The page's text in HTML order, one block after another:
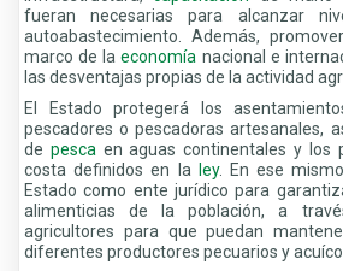
fueran necesarias para alcanzar
autoabastecimiento. Además,
marco de laeconomía nacional e
las desventajas propias de la actividad
El Estado protegerá los
pescadores o pescadoras artesanales,
de pesca en aguas continentales y los
costa definidos en la ley. En ese
Estado como ente jurídico para
alimenticias de la población, a
agricultores para que puedan
diferentes productores pecuarios y